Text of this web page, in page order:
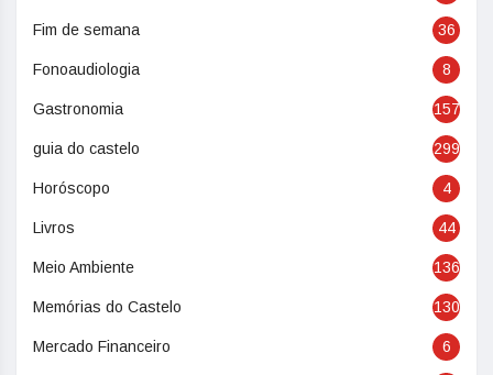
Fim de semana 36
Fonoaudiologia 8
Gastronomia 157
guia do castelo 299
Horóscopo 4
Livros 44
Meio Ambiente 136
Memórias do Castelo 130
Mercado Financeiro 6